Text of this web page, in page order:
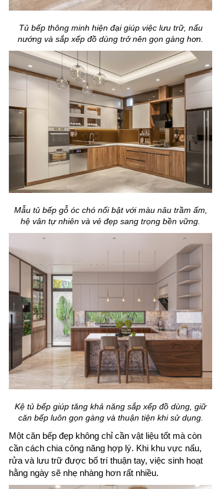
Tủ bếp thông minh hiện đại giúp việc lưu trữ, nấu
nướng và sắp xếp đồ dùng trở nên gọn gàng hơn.
Mẫu tủ bếp gỗ óc chó nổi bật với màu nâu trầm ấm,
hệ vân tự nhiên và vẻ đẹp sang trọng bền vững.
Kệ tủ bếp giúp tăng khả năng sắp xếp đồ dùng, giữ
căn bếp luôn gọn gàng và thuận tiện khi sử dụng.
Một căn bếp đẹp không chỉ cần vật liệu tốt mà còn
cần cách chia công năng hợp lý. Khi khu vực nấu,
rửa và lưu trữ được bố trí thuận tay, việc sinh hoạt
hằng ngày sẽ nhẹ nhàng hơn rất nhiều.